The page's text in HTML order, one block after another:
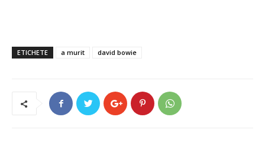
ETICHETE a murit david bowie